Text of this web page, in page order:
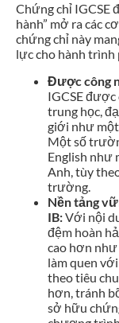
Chứng chỉ IGCSE
hành” mở ra các
chứng chỉ này
lực cho hành trình
Được công
IGCSE
trung học,
giới như một
Một số
English như
Anh, tùy
trường.
Nền tảng
IB:Với nội
đệm hoàn
cao hơn như
làm quen
theo tiêu
hơn, tránh
sở hữu